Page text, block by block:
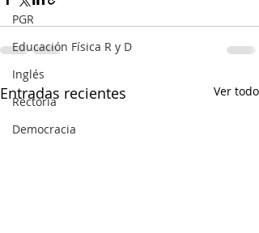
PGR
Educación Física R y D
Inglés
Rectoría
Democracia
Entradas recientes Ver todo